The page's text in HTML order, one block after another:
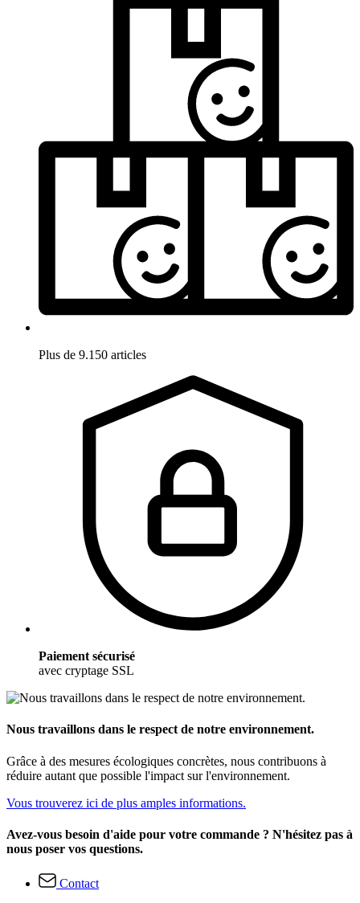
Plus de 9.150 articles
Paiement sécurisé
avec cryptage SSL
Nous travaillons dans le respect de notre environnement.
Grâce à des mesures écologiques concrètes, nous contribuons à
réduire autant que possible l'impact sur l'environnement.
Vous trouverez ici de plus amples informations.
Avez-vous besoin d'aide pour votre commande ? N'hésitez pas à
nous poser vos questions.
Contact